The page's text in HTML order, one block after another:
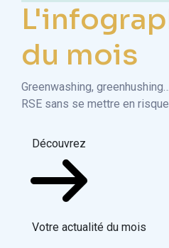
du mois
Greenwashing,
RSE sans se mettre en
Découvrez
Votre actualité du mois